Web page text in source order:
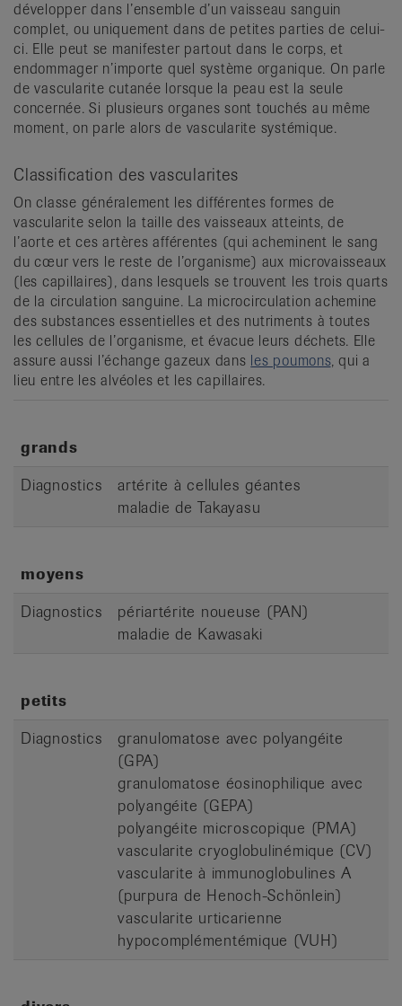
développer dans l’ensemble d’un vaisseau sanguin
complet, ou uniquement dans de petites parties de celui-
ci. Elle peut se manifester partout dans le corps, et
endommager n’importe quel système organique. On parle
de vascularite cutanée lorsque la peau est la seule
concernée. Si plusieurs organes sont touchés au même
moment, on parle alors de vascularite systémique.
Classification des vascularites
On classe généralement les différentes formes de
vascularite selon la taille des vaisseaux atteints, de
l’aorte et ces artères afférentes (qui acheminent le sang
du cœur vers le reste de l’organisme) aux microvaisseaux
(les capillaires), dans lesquels se trouvent les trois quarts
de la circulation sanguine. La microcirculation achemine
des substances essentielles et des nutriments à toutes
les cellules de l’organisme, et évacue leurs déchets. Elle
assure aussi l’échange gazeux dans les poumons, qui a
lieu entre les alvéoles et les capillaires.
grands
Diagnostics
artérite à cellules géantes
maladie de Takayasu
moyens
Diagnostics
périartérite noueuse (PAN)
maladie de Kawasaki
petits
Diagnostics
granulomatose avec polyangéite
(GPA)
granulomatose éosinophilique avec
polyangéite (GEPA)
polyangéite microscopique (PMA)
vascularite cryoglobulinémique (CV)
vascularite à immunoglobulines A
(purpura de Henoch-Schönlein)
vascularite urticarienne
hypocomplémentémique (VUH)